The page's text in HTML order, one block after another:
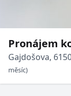
Pronájem
Židenice
Gajdošova,
měsíc)